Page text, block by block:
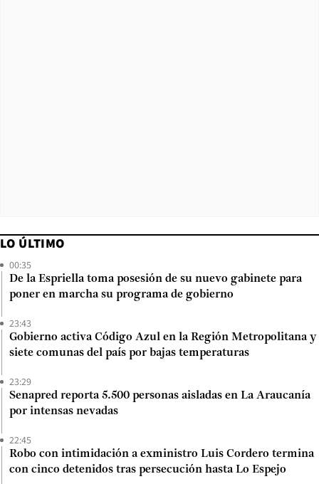
LO ÚLTIMO
00:35
De la Espriella toma posesión de su nuevo gabinete para
poner en marcha su programa de gobierno
23:43
Gobierno activa Código Azul en la Región Metropolitana y
siete comunas del país por bajas temperaturas
23:29
Senapred reporta 5.500 personas aisladas en La Araucanía
por intensas nevadas
22:45
Robo con intimidación a exministro Luis Cordero termina
con cinco detenidos tras persecución hasta Lo Espejo